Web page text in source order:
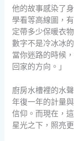
他的故事感染了
學看等高線圖，
定帶多少保暖衣
數字不是冷冰冰
當你迷路的時候
回家的方向。」
廚房水槽裡的水
年復一年的計量
信仰。而現在，
星光之下，照亮